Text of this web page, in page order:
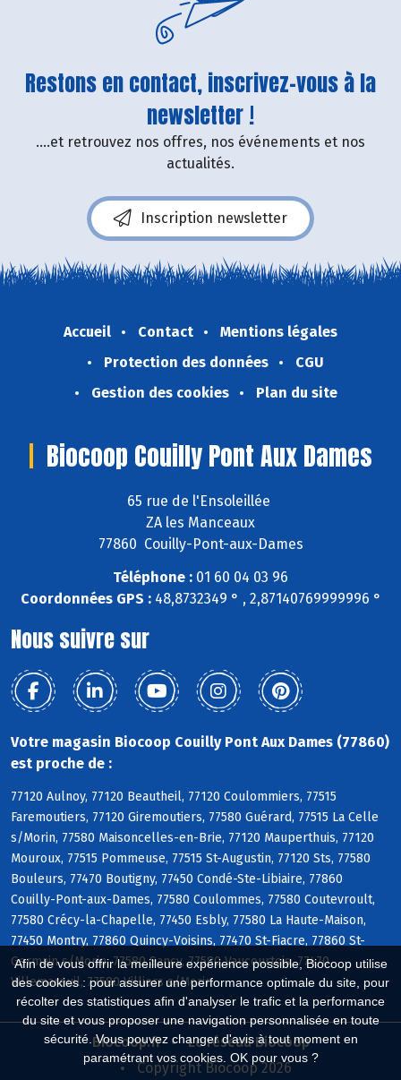
Afin de vous offrir la meilleure expérience possible, Biocoop utilise
des cookies : pour assurer une performance optimale du site, pour
récolter des statistiques afin d'analyser le trafic et la performance
du site et vous proposer une navigation personnalisée en toute
sécurité. Vous pouvez changer d'avis à tout moment en
paramétrant vos cookies. OK pour vous ?
Restons en contact, inscrivez-vous à la
newsletter !
....et retrouvez nos offres, nos événements et nos
actualités.
Inscription newsletter
Accueil Contact
Mentions légales
Protection des données
CGU
Gestion des cookies
Plan du site
Biocoop Couilly Pont Aux Dames
65 rue de l'Ensoleillée
ZA les Manceaux
77860 Couilly-Pont-aux-Dames
Téléphone : 01 60 04 03 96
Coordonnées GPS :48,8732349 ° , 2,87140769999996 °
Nous suivre sur
Votre magasin Biocoop Couilly Pont Aux Dames (77860)
est proche de :
77120 Aulnoy, 77120 Beautheil, 77120 Coulommiers, 77515
Faremoutiers, 77120 Giremoutiers, 77580 Guérard, 77515 La Celle
s/Morin, 77580 Maisoncelles-en-Brie, 77120 Mauperthuis, 77120
Mouroux, 77515 Pommeuse, 77515 St-Augustin, 77120 Sts, 77580
Bouleurs, 77470 Boutigny, 77450 Condé-Ste-Libiaire, 77860
Couilly-Pont-aux-Dames, 77580 Coulommes, 77580 Coutevroult,
77580 Crécy-la-Chapelle, 77450 Esbly, 77580 La Haute-Maison,
77450 Montry, 77860 Quincy-Voisins, 77470 St-Fiacre, 77860 St-
Germain s/Morin, 77580 Sancy, 77580 Vaucourtois, 77470
Villemareuil, 77580 Villiers s/Morin
Biocoop.fr
Le réseau Biocoop
Copyright Biocoop 2026